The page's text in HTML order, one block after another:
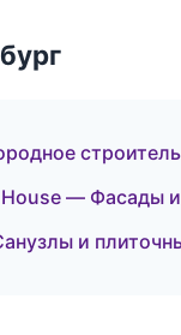
— Фасады и
и